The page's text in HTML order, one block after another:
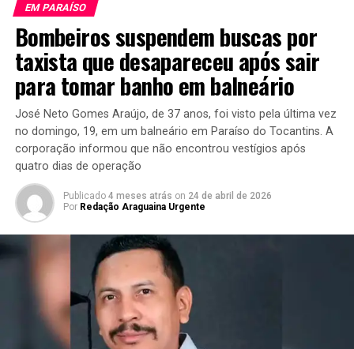
EM PARAÍSO
Bombeiros suspendem buscas por
taxista que desapareceu após sair
para tomar banho em balneário
José Neto Gomes Araújo, de 37 anos, foi visto pela última vez
no domingo, 19, em um balneário em Paraíso do Tocantins. A
corporação informou que não encontrou vestígios após
quatro dias de operação
Publicado 4 meses atrás on 24 de abril de 2026
Por Redação Araguaina Urgente